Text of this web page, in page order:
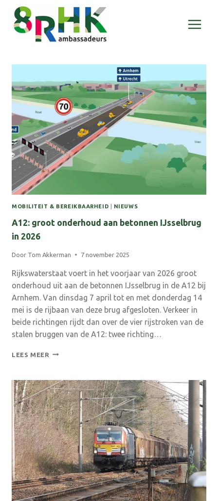
Doorgaan
naar
inhoud
MOBILITEIT & BEREIKBAARHEID NIEUWS
A12: groot onderhoud aan betonnen IJsselbrug
in 2026
Door Tom Akkerman 7 november 2025
Rijkswaterstaat voert in het voorjaar van 2026 groot
onderhoud uit aan de betonnen IJsselbrug in de A12 bij
Arnhem. Van dinsdag 7 april tot en met donderdag 14
mei is de rijbaan van deze brug afgesloten. Verkeer in
beide richtingen rijdt dan over de vier rijstroken van de
stalen bruggen van de A12: twee richting…
LEES MEER A12:
AAN
BETONNEN
IJSSELBRUG
IN
2026